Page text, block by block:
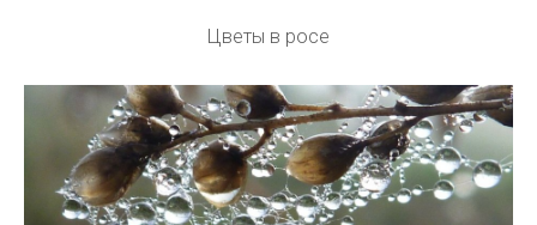
Цветы в росе